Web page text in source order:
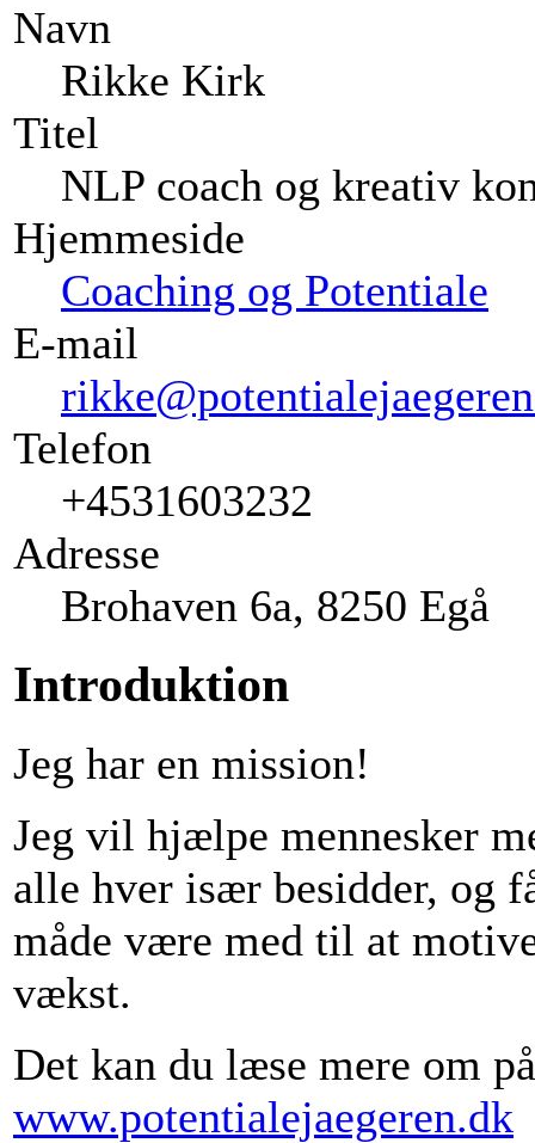
Navn
Rikke Kirk
Titel
NLP coach og kreativ
Hjemmeside
Coaching og Potentiale
E-mail
Telefon
+4531603232
Adresse
Brohaven 6a, 8250 Egå
Introduktion
Jeg har en mission!
Jeg vil hjælpe mennesker
alle hver især besidder, og
måde være med til at
vækst.
Det kan du læse mere om
www.potentialejaegeren.dk